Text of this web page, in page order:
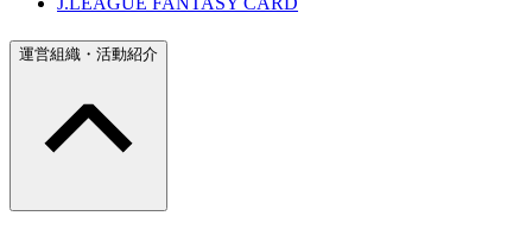
運営組織・活動紹介